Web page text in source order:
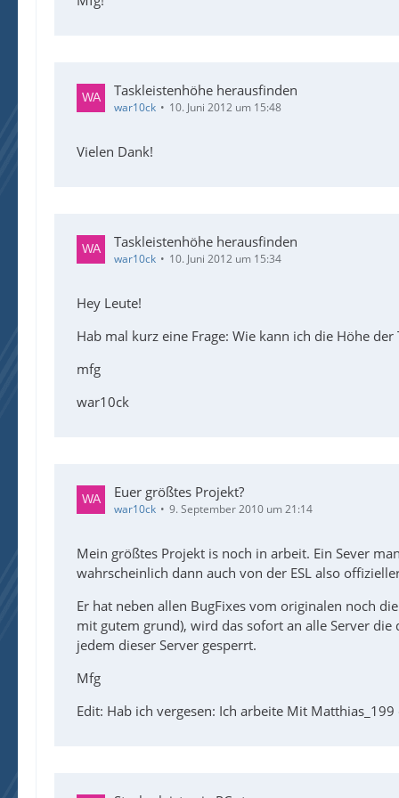
Taskleistenhöhe herausfinden
war10ck 10. Juni 2012 um 15:48
Vielen Dank!
Taskleistenhöhe herausfinden
war10ck 10. Juni 2012 um 15:34
Hey Leute!
Hab mal kurz eine Frage: Wie kann ich die Höhe
mfg
war10ck
Euer größtes Projekt?
war10ck 9. September 2010 um 21:14
Mein größtes Projekt is noch in arbeit. Ein Sever
wahrscheinlich dann auch von der ESL also
Er hat neben allen BugFixes vom originalen noch
mit gutem grund), wird das sofort an alle Server
jedem dieser Server gesperrt.
Mfg
Edit: Hab ich vergesen: Ich arbeite Mit Matthias_199